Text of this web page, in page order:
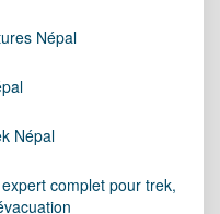
Népal
Népal
complet pour trek,